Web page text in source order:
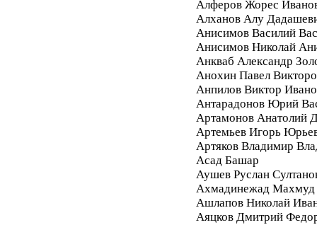
Алферов Жорес
Алханов Алу
Анисимов Василий
Анисимов Николай
Анкваб Александр
Анохин Павел
Анпилов Виктор
Антарадонов Юрий
Артамонов Анатолий
Артемьев Игорь
Артяков Владимир
Асад Башар
Аушев Руслан
Ахмадинежад Махмуд
Ашлапов Николай
Аяцков Дмитрий